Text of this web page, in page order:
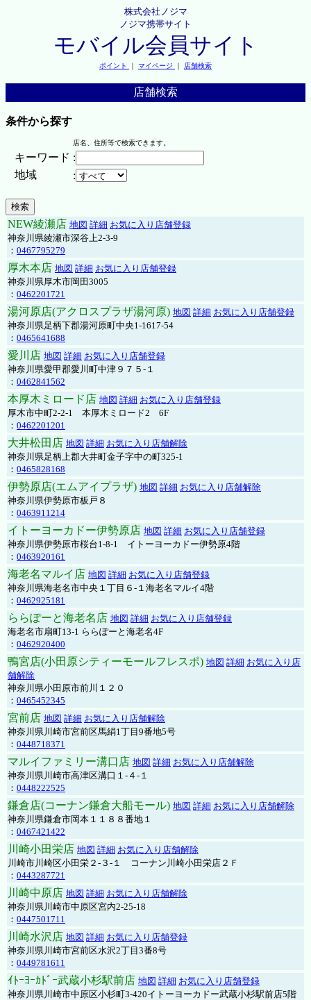
株式会社ノジマ
ノジマ携帯サイト
モバイル会員サイト
ポイント ｜ マイページ ｜ 店舗検索
店舗検索
条件から探す
店名、住所等で検索できます。
キーワード :
地域
:
NEW綾瀬店 地図 詳細 お気に入り店舗登録
神奈川県綾瀬市深谷上2-3-9
： 0467795279
厚木本店 地図 詳細 お気に入り店舗登録
神奈川県厚木市岡田3005
： 0462201721
湯河原店(アクロスプラザ湯河原) 地図 詳細 お気に入り店舗登録
神奈川県足柄下郡湯河原町中央1-1617-54
： 0465641688
愛川店 地図 詳細 お気に入り店舗登録
神奈川県愛甲郡愛川町中津９７５-１
： 0462841562
本厚木ミロード店 地図 詳細 お気に入り店舗登録
厚木市中町2-2-1 本厚木ミロード2 6F
： 0462201201
大井松田店 地図 詳細 お気に入り店舗解除
神奈川県足柄上郡大井町金子字中の町325-1
： 0465828168
伊勢原店(エムアイプラザ) 地図 詳細 お気に入り店舗解除
神奈川県伊勢原市板戸８
： 0463911214
イトーヨーカドー伊勢原店 地図 詳細 お気に入り店舗登録
神奈川県伊勢原市桜台1-8-1 イトーヨーカドー伊勢原4階
： 0463920161
海老名マルイ店 地図 詳細 お気に入り店舗登録
神奈川県海老名市中央１丁目６-１海老名マルイ4階
： 0462925181
ららぽーと海老名店 地図 詳細 お気に入り店舗登録
海老名市扇町13-1 ららぽーと海老名4F
： 0462920400
鴨宮店(小田原シティーモールフレスポ) 地図 詳細 お気に入り店
舗解除
神奈川県小田原市前川１２０
： 0465452345
宮前店 地図 詳細 お気に入り店舗解除
神奈川県川崎市宮前区馬絹1丁目9番地5号
： 0448718371
マルイファミリー溝口店 地図 詳細 お気に入り店舗解除
神奈川県川崎市高津区溝口１-４-１
： 0448222525
鎌倉店(コーナン鎌倉大船モール) 地図 詳細 お気に入り店舗解除
神奈川県鎌倉市岡本１１８８番地１
： 0467421422
川崎小田栄店 地図 詳細 お気に入り店舗解除
川崎市川崎区小田栄２‐３‐１ コーナン川崎小田栄店２Ｆ
： 0443287721
川崎中原店 地図 詳細 お気に入り店舗解除
神奈川県川崎市中原区宮内2-25-18
： 0447501711
川崎水沢店 地図 詳細 お気に入り店舗登録
神奈川県川崎市宮前区水沢2丁目3番8号
： 0449781611
ｲﾄｰﾖｰｶﾄﾞｰ武蔵小杉駅前店 地図 詳細 お気に入り店舗登録
神奈川県川崎市中原区小杉町3-420イトーヨーカドー武蔵小杉駅前店5階